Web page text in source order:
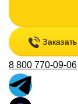
8 800 770-09-06